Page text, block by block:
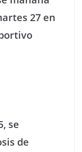
27 en
se
de